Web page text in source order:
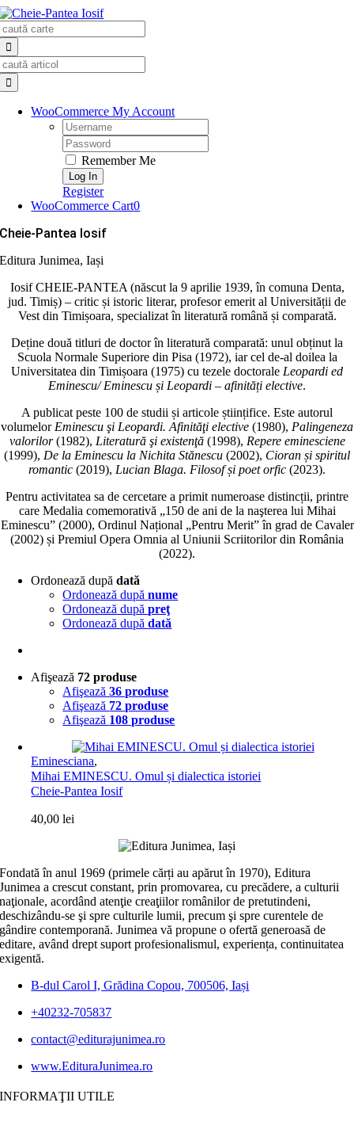
Skip
to
content
WooCommerce My Account
Username:
Password:
Remember Me
Register
WooCommerce Cart0
Cheie-Pantea Iosif
Editura Junimea, Iași
Iosif CHEIE-PANTEA (născut la 9 aprilie 1939, în comuna Denta,
jud. Timiș) – critic și istoric literar, profesor emerit al Universității de
Vest din Timișoara, specializat în literatură română și comparată.
Deține două titluri de doctor în literatură comparată: unul obținut la
Scuola Normale Superiore din Pisa (1972), iar cel de-al doilea la
Universitatea din Timișoara (1975) cu tezele doctorale Leopardi ed
Eminescu/ Eminescu și Leopardi – afinități elective.
A publicat peste 100 de studii și articole științifice. Este autorul
volumelor Eminescu şi Leopardi. Afinităţi elective (1980), Palingeneza
valorilor(1982), Literatură şi existenţă (1998), Repere eminesciene
(1999), De la Eminescu la Nichita Stănescu (2002), Cioran și spiritul
romantic (2019), Lucian Blaga. Filosof și poet orfic (2023).
Pentru activitatea sa de cercetare a primit numeroase distincții, printre
care Medalia comemorativă „150 de ani de la naşterea lui Mihai
Eminescu” (2000), Ordinul Național „Pentru Merit” în grad de Cavaler
(2002) și Premiul Opera Omnia al Uniunii Scriitorilor din România
(2022).
Ordonează dupădată
Ordonează dupănume
Ordonează dupăpreţ
Ordonează dupădată
Afişează 72 produse
Afişează36 produse
Afişează 72 produse
Afişează 108 produse
Eminesciana,
Mihai EMINESCU. Omul și dialectica istoriei
Cheie-Pantea Iosif
40,00lei
Fondată în anul 1969 (primele cărți au apărut în 1970), Editura
Junimea a crescut constant, prin promovarea, cu precădere, a culturii
naţionale, acordând atenţie creaţiilor românilor de pretutindeni,
deschizându-se şi spre culturile lumii, precum şi spre curentele de
gândire contemporană. Junimea vă propune o ofertă generoasă de
editare, având drept suport profesionalismul, experiența, continuitatea
exigentă.
B-dul Carol I, Grădina Copou, 700506, Iași
+40232-705837
contact@editurajunimea.ro
www.EdituraJunimea.ro
INFORMAŢII UTILE